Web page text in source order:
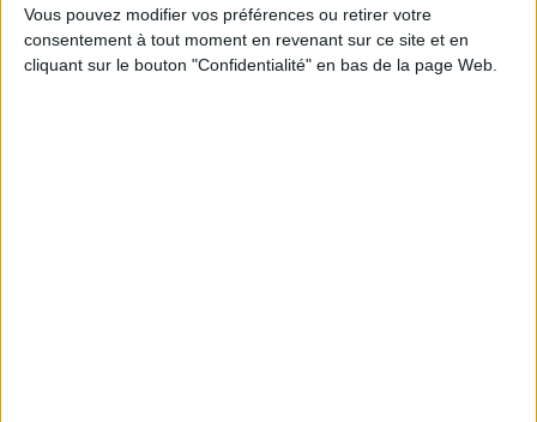
Vous pouvez modifier vos préférences ou retirer votre
consentement à tout moment en revenant sur ce site et en
cliquant sur le bouton "Confidentialité" en bas de la page Web.
0 Commentaire